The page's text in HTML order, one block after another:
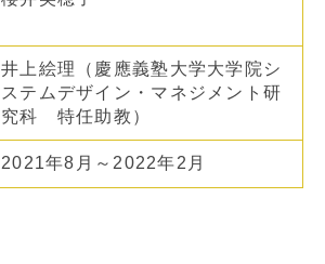
井上絵理（慶應義塾大学大学院シ
ステムデザイン・マネジメント研
究科 特任助教）
2021年8月～2022年2月